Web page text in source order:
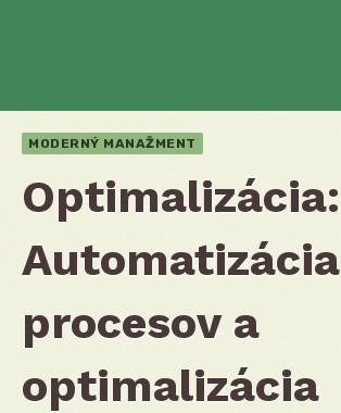
MODERNÝ MANAŽMENT
Optimalizácia:
Automatizácia
procesov a
optimalizácia